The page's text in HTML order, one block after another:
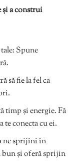
și a construi
Spune
să fie la fel ca
timp și energie. Fă
conecta cu ei.
ne sprijini în
bun și oferă sprijin